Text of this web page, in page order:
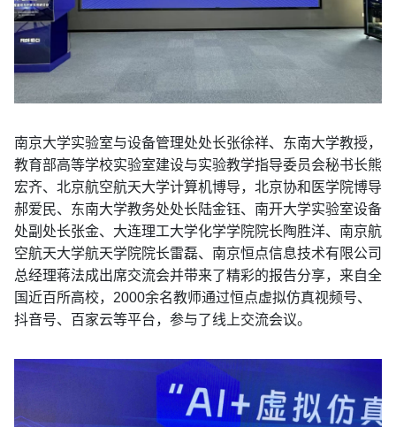
南京大学实验室与设备管理处处长张徐祥、东南大学教授，
教育部高等学校实验室建设与实验教学指导委员会秘书长熊
宏齐、北京航空航天大学计算机博导，北京协和医学院博导
郝爱民、东南大学教务处处长陆金钰、南开大学实验室设备
处副处长张金、大连理工大学化学学院院长陶胜洋、南京航
空航天大学航天学院院长雷磊、南京恒点信息技术有限公司
总经理蒋法成出席交流会并带来了精彩的报告分享，来自全
国近百所高校， 2000余名教师通过恒点虚拟仿真视频号、
抖音号、百家云等平台，参与了线上交流会议。